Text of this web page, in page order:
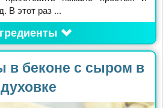
В этот раз ...
беконе с сыром в
духовке